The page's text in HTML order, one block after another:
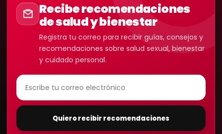
Recibe recomendaciones
de salud y bienestar
Registra tu correo para recibir guías, consejos y
recomendaciones sobre salud sexual, bienestar
y cuidado personal.
Quiero recibir recomendaciones